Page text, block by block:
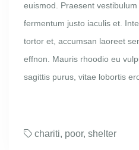
euismod. Praesent
fermentum justo iaculis et.
tortor et, accumsan laoreet
effnon. Mauris rhoodio eu
sagittis purus, vitae lobortis
chariti, poor, shelter